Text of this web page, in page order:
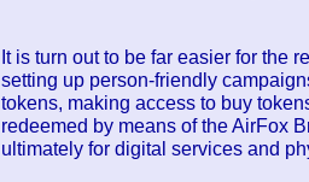
It is turn out to be far easier for the
setting up person-friendly
tokens, making access to buy
redeemed by means of the AirFox
ultimately for digital services and